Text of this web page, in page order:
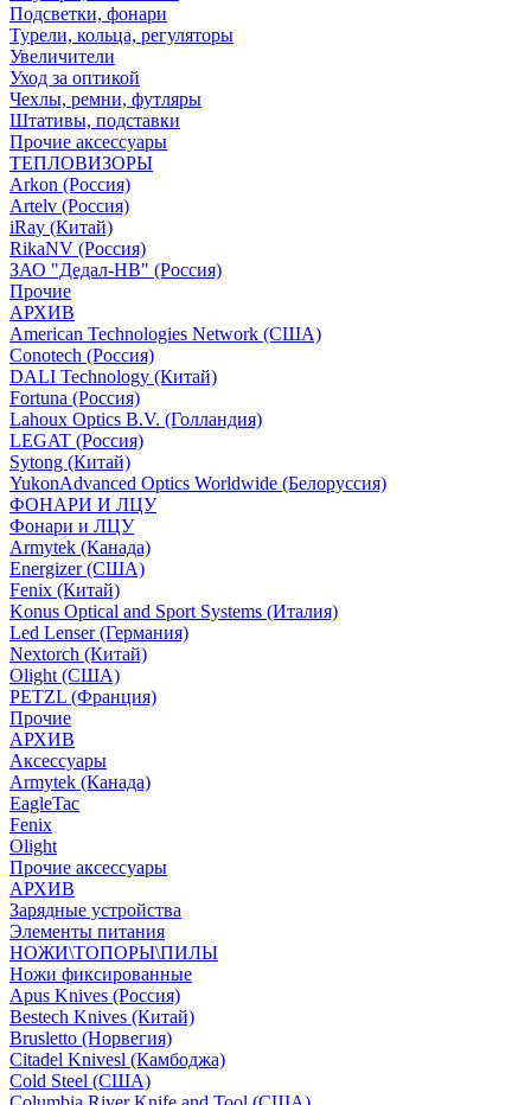
Подсветки, фонари
Турели, кольца, регуляторы
Увеличители
Уход за оптикой
Чехлы, ремни, футляры
Штативы, подставки
Прочие аксессуары
ТЕПЛОВИЗОРЫ
Arkon (Россия)
Artelv (Россия)
iRay (Китай)
RikaNV (Россия)
ЗАО "Дедал-НВ" (Россия)
Прочие
АРХИВ
American Technologies Network (США)
Conotech (Россия)
DALI Technology (Китай)
Fortuna (Россия)
Lahoux Optics B.V. (Голландия)
LEGAT (Россия)
Sytong (Китай)
YukonAdvanced Optics Worldwide (Белоруссия)
ФОНАРИ И ЛЦУ
Фонари и ЛЦУ
Armytek (Канада)
Energizer (США)
Fenix (Китай)
Konus Optical and Sport Systems (Италия)
Led Lenser (Германия)
Nextorch (Китай)
Olight (США)
PETZL (Франция)
Прочие
АРХИВ
Аксессуары
Armytek (Канада)
EagleTac
Fenix
Olight
Прочие аксессуары
АРХИВ
Зарядные устройства
Элементы питания
НОЖИ\ТОПОРЫ\ПИЛЫ
Ножи фиксированные
Apus Knives (Россия)
Bestech Knives (Китай)
Brusletto (Норвегия)
Citadel Knivesl (Камбоджа)
Cold Steel (США)